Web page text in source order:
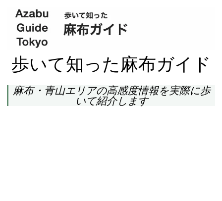
歩いて知った麻布ガイド
麻布・青山エリアの高感度情報を実際に歩
いて紹介します